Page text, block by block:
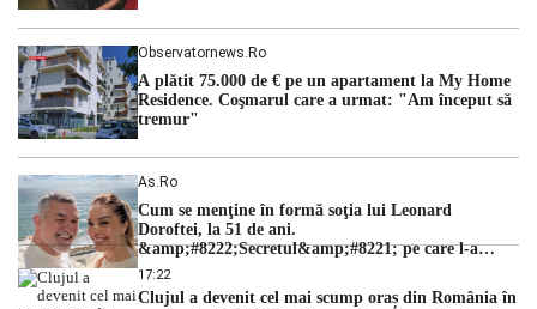
Observatornews.ro
A plătit 75.000 de € pe un apartament la My Home
Residence. Coşmarul care a urmat: "Am început să
tremur"
As.ro
Cum se menţine în formă soţia lui Leonard
Doroftei, la 51 de ani.
&amp;#8222;Secretul&amp;#8221; pe care l-a
dezvăluit
17:22
Clujul a devenit cel mai scump oraș din România în